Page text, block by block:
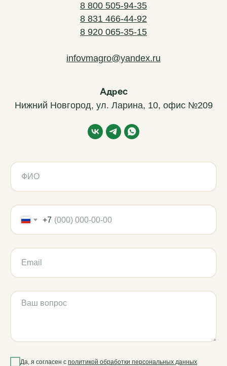
8 800 505-94-35
8 831 466-44-92
8 920 065-35-15
infovmagro@yandex.ru
Адрес
Нижний Новгород, ул. Ларина, 10, офис №209
+7
Да, я согласен с политикой обработки персональных данных